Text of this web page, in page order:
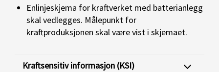
Enlinjeskjema for kraftverket med batterianlegg
skal vedlegges. Målepunkt for
kraftproduksjonen skal være vist i skjemaet.
Kraftsensitiv informasjon (KSI)